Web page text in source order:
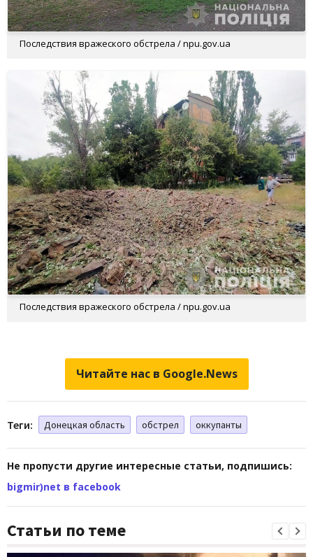
Последствия вражеского обстрела / npu.gov.ua
Последствия вражеского обстрела / npu.gov.ua
Читайте нас в Google.News
Теги: Донецкая область обстрел оккупанты
Не пропусти другие интересные статьи, подпишись:
bigmir)net в facebook
Статьи по теме